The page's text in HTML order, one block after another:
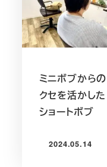
ミニボブからの
クセを活かした
ショートボブ
投稿日
2024.05.14